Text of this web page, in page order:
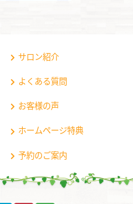
サロン紹介
よくある質問
お客様の声
ホームページ特典
予約のご案内